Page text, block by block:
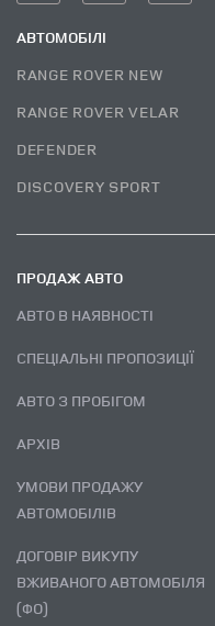
АВТОМОБІЛІ
RANGE ROVER NEW
RANGE ROVER VELAR
DEFENDER
DISCOVERY SPORT
ПРОДАЖ АВТО
АВТО В НАЯВНОСТІ
СПЕЦІАЛЬНІ ПРОПОЗИЦІЇ
АВТО З ПРОБІГОМ
АРХІВ
УМОВИ ПРОДАЖУ
АВТОМОБІЛІВ
ДОГОВІР ВИКУПУ
ВЖИВАНОГО АВТОМОБІЛЯ
(ФО)